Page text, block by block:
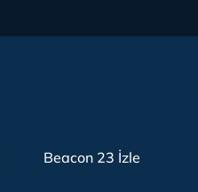
Beacon 23 İzle